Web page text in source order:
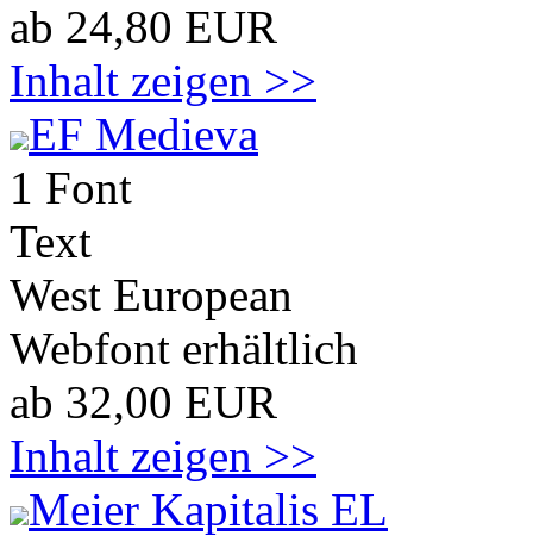
ab 24,80 EUR
Inhalt zeigen >>
EF Medieva
1 Font
Text
West European
Webfont erhältlich
ab 32,00 EUR
Inhalt zeigen >>
Meier Kapitalis EL